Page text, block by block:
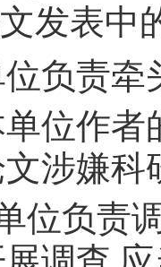
发表中
负责牵
位作
涉嫌科
位负责